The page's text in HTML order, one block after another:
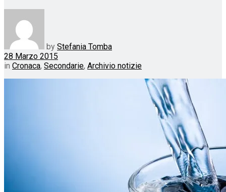
by Stefania Tomba
28 Marzo 2015
in Cronaca, Secondarie, Archivio notizie